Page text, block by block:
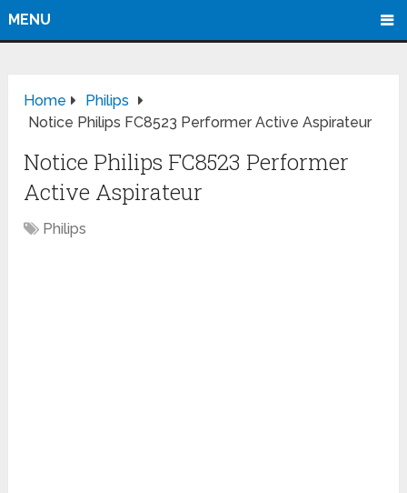
MENU
Home
Philips
Notice Philips FC8523 Performer Active Aspirateur
Notice Philips FC8523 Performer
Active Aspirateur
Philips